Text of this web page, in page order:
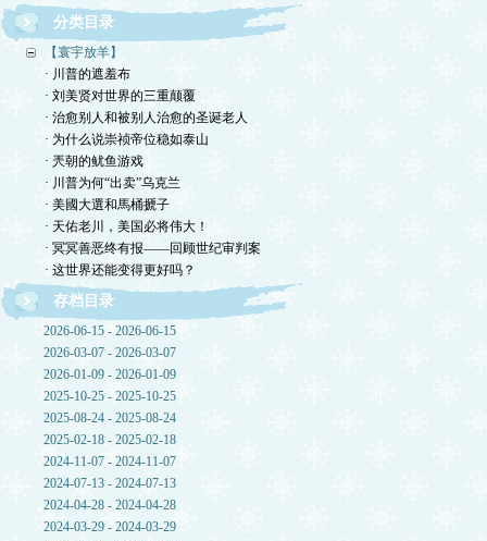
分类目录
【寰宇放羊】
· 川普的遮羞布
· 刘美贤对世界的三重颠覆
· 治愈别人和被别人治愈的圣诞老人
· 为什么说崇祯帝位稳如泰山
· 兲朝的鱿鱼游戏
· 川普为何“出卖”乌克兰
· 美國大選和馬桶搋子
· 天佑老川，美国必将伟大！
· 冥冥善恶终有报——回顾世纪审判案
· 这世界还能变得更好吗？
存档目录
2026-06-15 - 2026-06-15
2026-03-07 - 2026-03-07
2026-01-09 - 2026-01-09
2025-10-25 - 2025-10-25
2025-08-24 - 2025-08-24
2025-02-18 - 2025-02-18
2024-11-07 - 2024-11-07
2024-07-13 - 2024-07-13
2024-04-28 - 2024-04-28
2024-03-29 - 2024-03-29